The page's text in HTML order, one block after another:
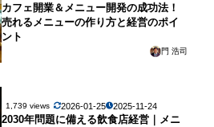
カフェ開業＆メニュー開発の成功法！
売れるメニューの作り方と経営のポイ
ント
門 浩司
1,739 views 2026-01-25 2025-11-24
2030年問題に備える飲食店経営｜メニ